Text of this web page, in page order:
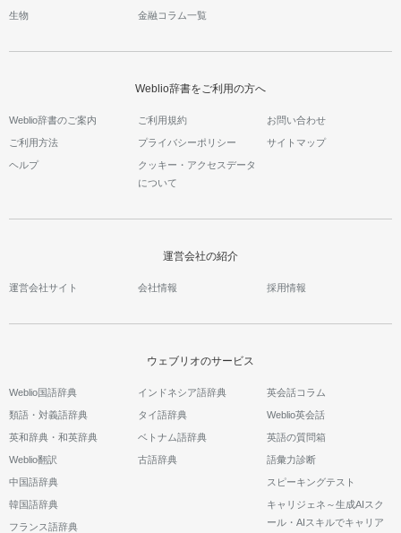
生物 金融コラム一覧
Weblio辞書をご利用の方へ
Weblio辞書のご案内 ご利用規約 お問い合わせ
ご利用方法 プライバシーポリシー サイトマップ
ヘルプ
クッキー・アクセスデータ
について
運営会社の紹介
運営会社サイト 会社情報 採用情報
ウェブリオのサービス
Weblio国語辞典
類語・対義語辞典
英和辞典・和英辞典
Weblio翻訳
中国語辞典
韓国語辞典
フランス語辞典
インドネシア語辞典
タイ語辞典
ベトナム語辞典
古語辞典
英会話コラム
Weblio英会話
英語の質問箱
語彙力診断
スピーキングテスト
キャリジェネ～生成AIスク
ール・AIスキルでキャリア